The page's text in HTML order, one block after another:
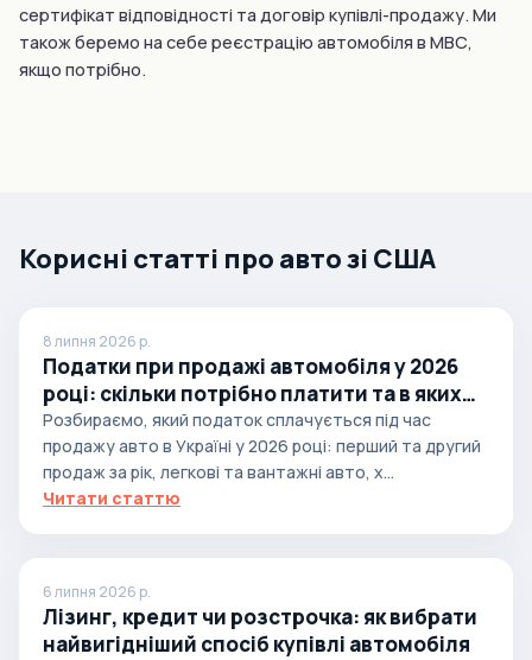
сертифікат відповідності та договір купівлі-продажу. Ми
також беремо на себе реєстрацію автомобіля в МВС,
якщо потрібно.
Корисні статті про авто зі США
8 липня 2026 р.
Податки при продажі автомобіля у 2026
році: скільки потрібно платити та в яких
випадках
Розбираємо, який податок сплачується під час
продажу авто в Україні у 2026 році: перший та другий
продаж за рік, легкові та вантажні авто, х...
Читати статтю
6 липня 2026 р.
Лізинг, кредит чи розстрочка: як вибрати
найвигідніший спосіб купівлі автомобіля